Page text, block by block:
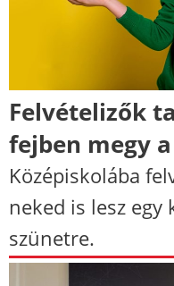
Felvételizők
fejben megy
Középiskolába
neked is lesz egy
szünetre.